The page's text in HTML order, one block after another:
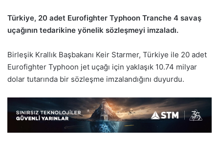
Türkiye, 20 adet Eurofighter Typhoon Tranche 4 savaş
uçağının tedarikine yönelik sözleşmeyi imzaladı.
Birleşik Krallık Başbakanı Keir Starmer, Türkiye ile 20 adet
Eurofighter Typhoon jet uçağı için yaklaşık 10.74 milyar
dolar tutarında bir sözleşme imzalandığını duyurdu.